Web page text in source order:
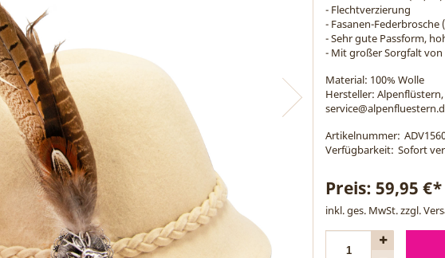
- Flechtverzierung
- Fasanen-
- Sehr gute Passform,
- Mit großer Sorgfalt
Material: 100% Wolle
Hersteller:
Artikelnummer:
Verfügbarkeit: Sofort
Preis: 59,95 €*
inkl. ges. MwSt. zzgl.